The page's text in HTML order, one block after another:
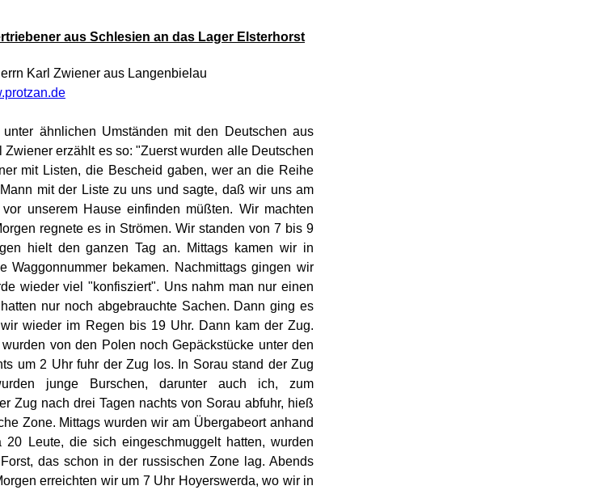
aus Schlesien an das Lager Elsterhorst
Karl Zwiener aus Langenbielau
ähnlichen Umständen mit den Deutschen aus
Zwiener erzählt es so: "Zuerst wurden alle Deutschen
mit Listen, die Bescheid gaben, wer an die Reihe
mit der Liste zu uns und sagte, daß wir uns am
unserem Hause einfinden müßten. Wir machten
regnete es in Strömen. Wir standen von 7 bis 9
hielt den ganzen Tag an. Mittags kamen wir in
Waggonnummer bekamen. Nachmittags gingen wir
wieder viel "konfisziert". Uns nahm man nur einen
nur noch abgebrauchte Sachen. Dann ging es
wieder im Regen bis 19 Uhr. Dann kam der Zug.
von den Polen noch Gepäckstücke unter den
um 2 Uhr fuhr der Zug los. In Sorau stand der Zug
junge Burschen, darunter auch ich, zum
Zug nach drei Tagen nachts von Sorau abfuhr, hieß
Zone. Mittags wurden wir am Übergabeort anhand
Leute, die sich eingeschmuggelt hatten, wurden
das schon in der russischen Zone lag. Abends
erreichten wir um 7 Uhr Hoyerswerda, wo wir in